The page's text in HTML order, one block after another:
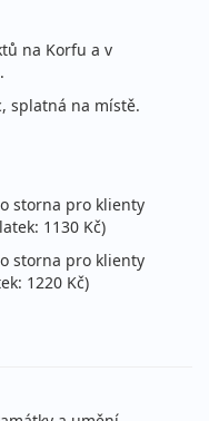
na Korfu a v
splatná na místě.
storna pro klienty
1130 Kč)
storna pro klienty
1220 Kč)